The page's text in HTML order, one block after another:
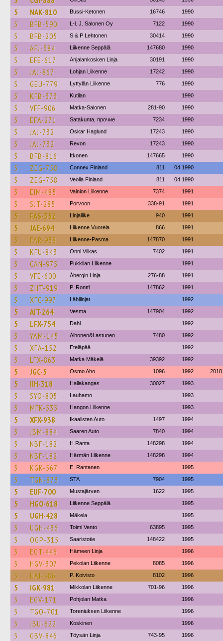
5 NAK-810 Bussi-Ketonen 16746 1990
5 BFB-590 L-l. J. Salonen Oy 7122 1990
5 BFB-205 S & P Lehtonen 30414 1990
5 AFJ-384 Liikenne Seppälä 147680 1990
5 EFE-617 Anjalankosken Linja 30191 1990
5 JAJ-867 Lohjan Liikenne 17242 1990
5 GEU-779 Lyttylän Liikenne 776 1990
5 KFB-373 Kutilan 1990
5 VFF-906 Matka-Salonen 281-90 1990
5 EFA-271 Satakunta, прочие 7234 1990
5 JAJ-732 Oskar Haglund 17243 1990
5 JAJ-732 Revon 17243 1990
5 BFB-816 Itkonen 147665 1990
5 ZEG-758 Connex Finland 811 04.1990
5 ZEG-758 Veolia Finland 811 04.1990
5 EIM-485 Vainion Liikenne 7374 1991
5 SJT-285 Porvoon 338-91 1991
5 FAS-352 Linjaliike 940 1991
5 JAE-694 Liikenne Vuorela 866 1991
5 FAR-938 Liikenne-Pasma 147870 1991
5 KFU-843 Onni Vilkas 7402 1991
5 CAN-975 Pukkilan Liikenne 1991
5 VFE-600 Åbergin Linja 276-88 1991
5 ZHT-919 P. Rontti 147862 1991
5 XFC-997 Lähilinjat 1992
5 AIT-264 Vesma 147904 1992
5 LFX-754 Dahl 1992
5 YAM-145 Alhonen&Lastunen 7480 1992
5 XFA-152 Eteläpää 1992
5 LFX-863 Matka Mäkelä 39392 1992
5 JGC-5 Osmo Aho 1096 1992 2018
5 IIH-318 Hallakangas 30027 1993
5 SYO-805 Lauhamo 1993
5 MFK-535 Hangon Liikenne 1993
5 XFX-938 Ikaalisten Auto 1497 1994
5 JBM-884 Saaren Auto 7840 1994
5 NBF-182 H.Ranta 148298 1994
5 NBF-182 Härmän Liikenne 148298 1994
5 KGK-567 E. Rantanen 1995
5 TGN-873 STA 7904 1995
5 EUF-700 Mustajärven 1622 1995
5 HGO-618 Liikenne Seppälä 1995
5 UGH-428 Mäkela 1995
5 UGH-436 Toimi Vento 63895 1995
5 OGP-315 Saaristotie 148422 1995
5 EGT-446 Hämeen Linja 1996
5 HGV-307 Pekolan Liikenne 8085 1996
5 UAI-586 P. Koivisto 8102 1996
5 IGK-981 Mikkolan Liikenne 701-96 1996
5 EGV-171 Pohjolan Matka 1996
5 TGO-701 Toreniuksen Liikenne 1996
5 JBU-622 Koskinen 1996
5 GBV-846 Töysän Linja 743-95 1996